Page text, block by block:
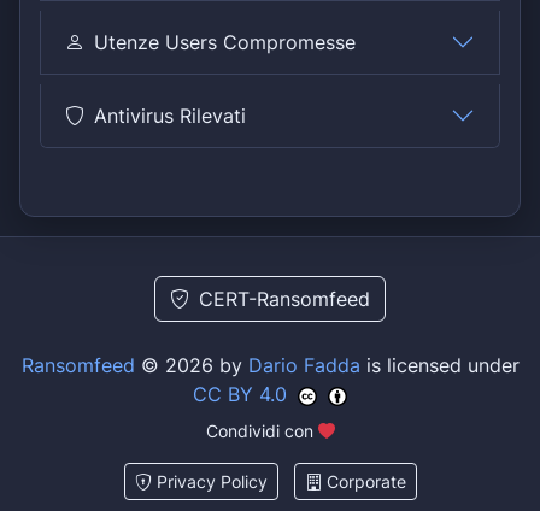
Utenze Users Compromesse
Antivirus Rilevati
CERT-Ransomfeed
Ransomfeed © 2026 by Dario Fadda is licensed under
CC BY 4.0
Condividi con
Privacy Policy Corporate